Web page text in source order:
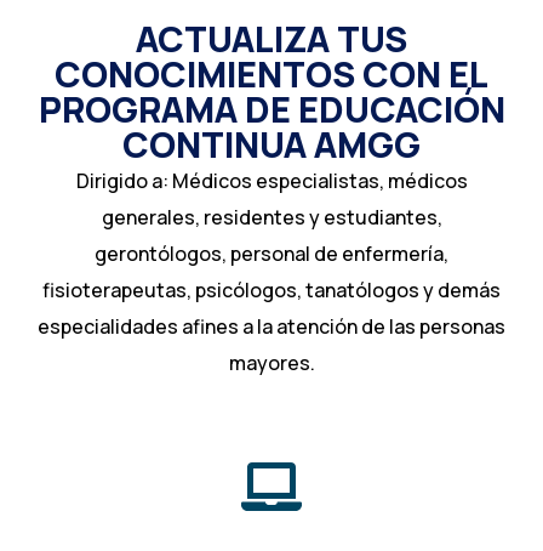
ACTUALIZA TUS
CONOCIMIENTOS CON EL
PROGRAMA DE EDUCACIÓN
CONTINUA AMGG
Dirigido a: Médicos especialistas, médicos
generales, residentes y estudiantes,
gerontólogos, personal de enfermería,
fisioterapeutas, psicólogos, tanatólogos y demás
especialidades afines a la atención de las personas
mayores.